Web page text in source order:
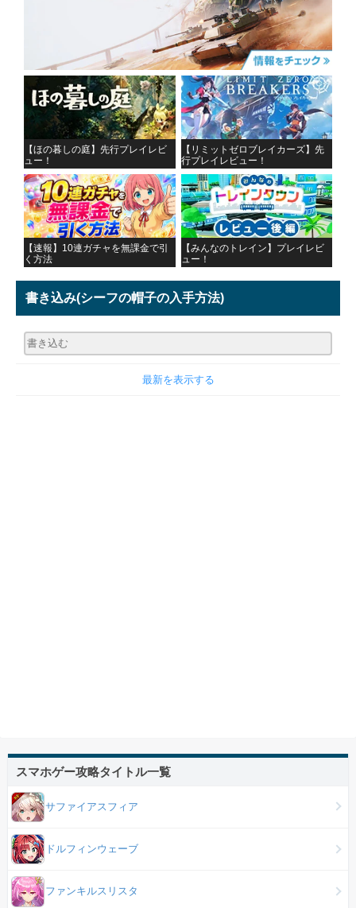
【ほの暮しの庭】先行プレイレビ
ュー！
【リミットゼロブレイカーズ】先
行プレイレビュー！
【速報】10連ガチャを無課金で引
く方法
【みんなのトレイン】プレイレビ
ュー！
書き込み(シーフの帽子の入手方法)
最新を表示する
スマホゲー攻略タイトル一覧
サファイアスフィア
ドルフィンウェーブ
ファンキルスリスタ